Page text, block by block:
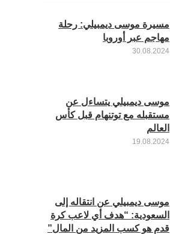
مسيرة موسى ديمبيلي: رحلة
مهاجم عبر أوروبا
30.08.2024
موسى ديمبيلي يتساءل عن
مستقبله مع توتنهام قبل كأس
العالم
19.08.2024
موسى ديمبيلي عن انتقاله إلى
السعودية: “هدف أي لاعب كرة
قدم هو كسب المزيد من المال”